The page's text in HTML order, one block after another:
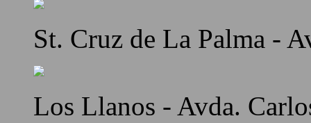
St. Cruz de La Palma -
Los Llanos - Avda.